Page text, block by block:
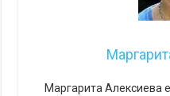
Маргарита Алексиева